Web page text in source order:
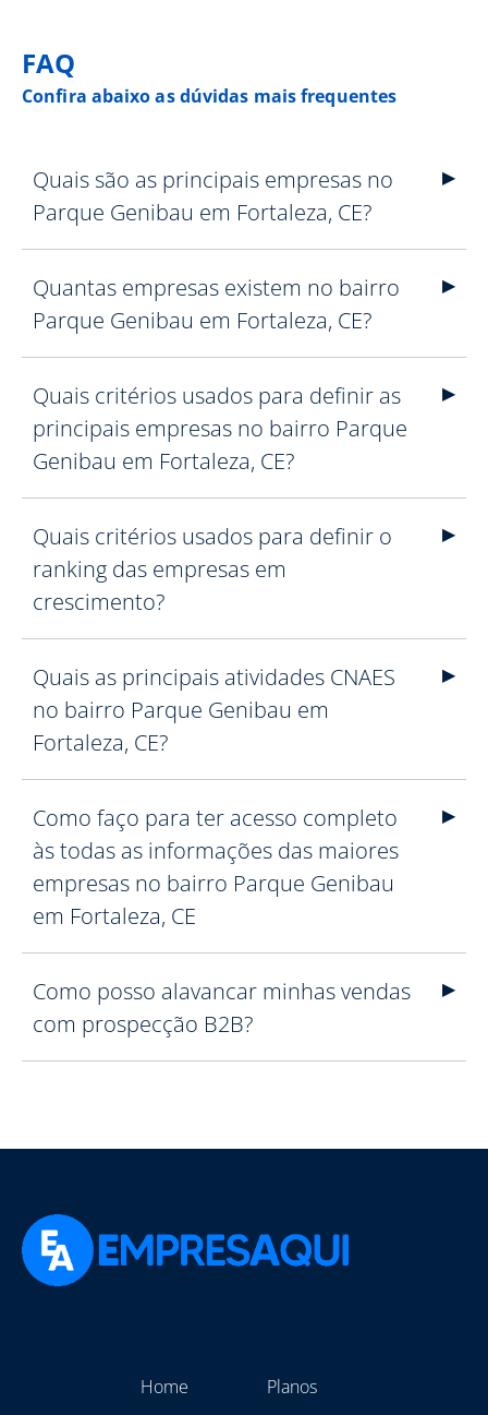
FAQ
Confira abaixo as dúvidas mais frequentes
Quais são as principais empresas no
Parque Genibau em Fortaleza, CE?
Quantas empresas existem no bairro
Parque Genibau em Fortaleza, CE?
Quais critérios usados para definir as
principais empresas no bairro Parque
Genibau em Fortaleza, CE?
Quais critérios usados para definir o
ranking das empresas em
crescimento?
Quais as principais atividades CNAES
no bairro Parque Genibau em
Fortaleza, CE?
Como faço para ter acesso completo
às todas as informações das maiores
empresas no bairro Parque Genibau
em Fortaleza, CE
Como posso alavancar minhas vendas
com prospecção B2B?
Home Planos